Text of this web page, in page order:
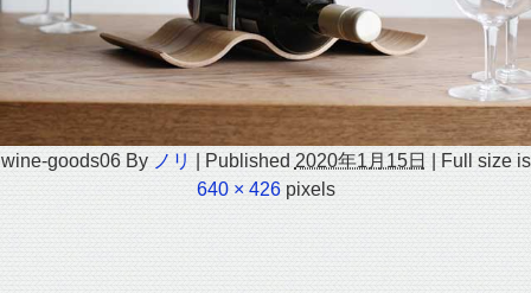
wine-goods06 By ノリ Published 2020年1月15日
Full size is
640 × 426pixels